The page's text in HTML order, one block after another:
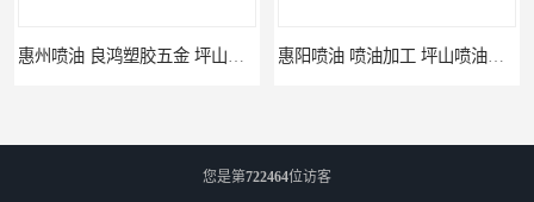
您是第722464位访客